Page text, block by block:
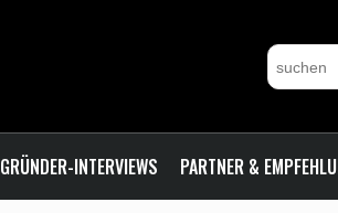
GRÜNDER-INTERVIEWS PARTNER &